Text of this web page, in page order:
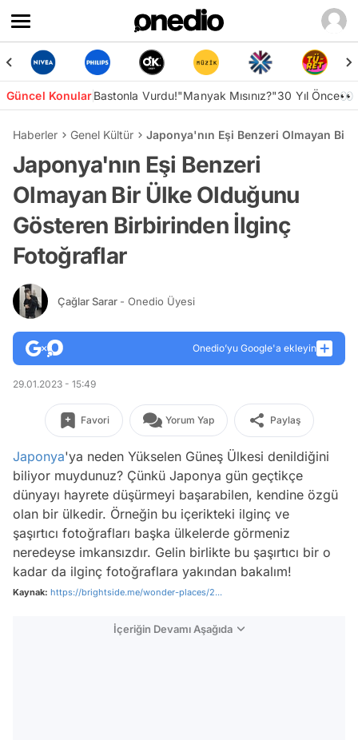
Güncel KonularBastonla Vurdu!"Manyak Mısınız?"30 Yıl Önce👀
Haberler Genel Kültür Japonya'nın Eşi Benzeri Olmayan
Japonya'nın Eşi Benzeri
Olmayan Bir Ülke Olduğunu
Gösteren Birbirinden İlginç
Fotoğraflar
Çağlar Sarar - Onedio Üyesi
Onedio’yu Google'a ekleyin
29.01.2023 - 15:49
Favori Yorum Yap Paylaş
Japonya'ya neden Yükselen Güneş Ülkesi denildiğini
biliyor muydunuz? Çünkü Japonya gün geçtikçe
dünyayı hayrete düşürmeyi başarabilen, kendine özgü
olan bir ülkedir. Örneğin bu içerikteki ilginç ve
şaşırtıcı fotoğrafları başka ülkelerde görmeniz
neredeyse imkansızdır. Gelin birlikte bu şaşırtıcı bir o
kadar da ilginç fotoğraflara yakından bakalım!
Kaynak: https://brightside.me/wonder-places/2...
İçeriğin Devamı Aşağıda